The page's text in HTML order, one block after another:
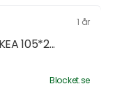
1 år
105*2...
Blocket.se